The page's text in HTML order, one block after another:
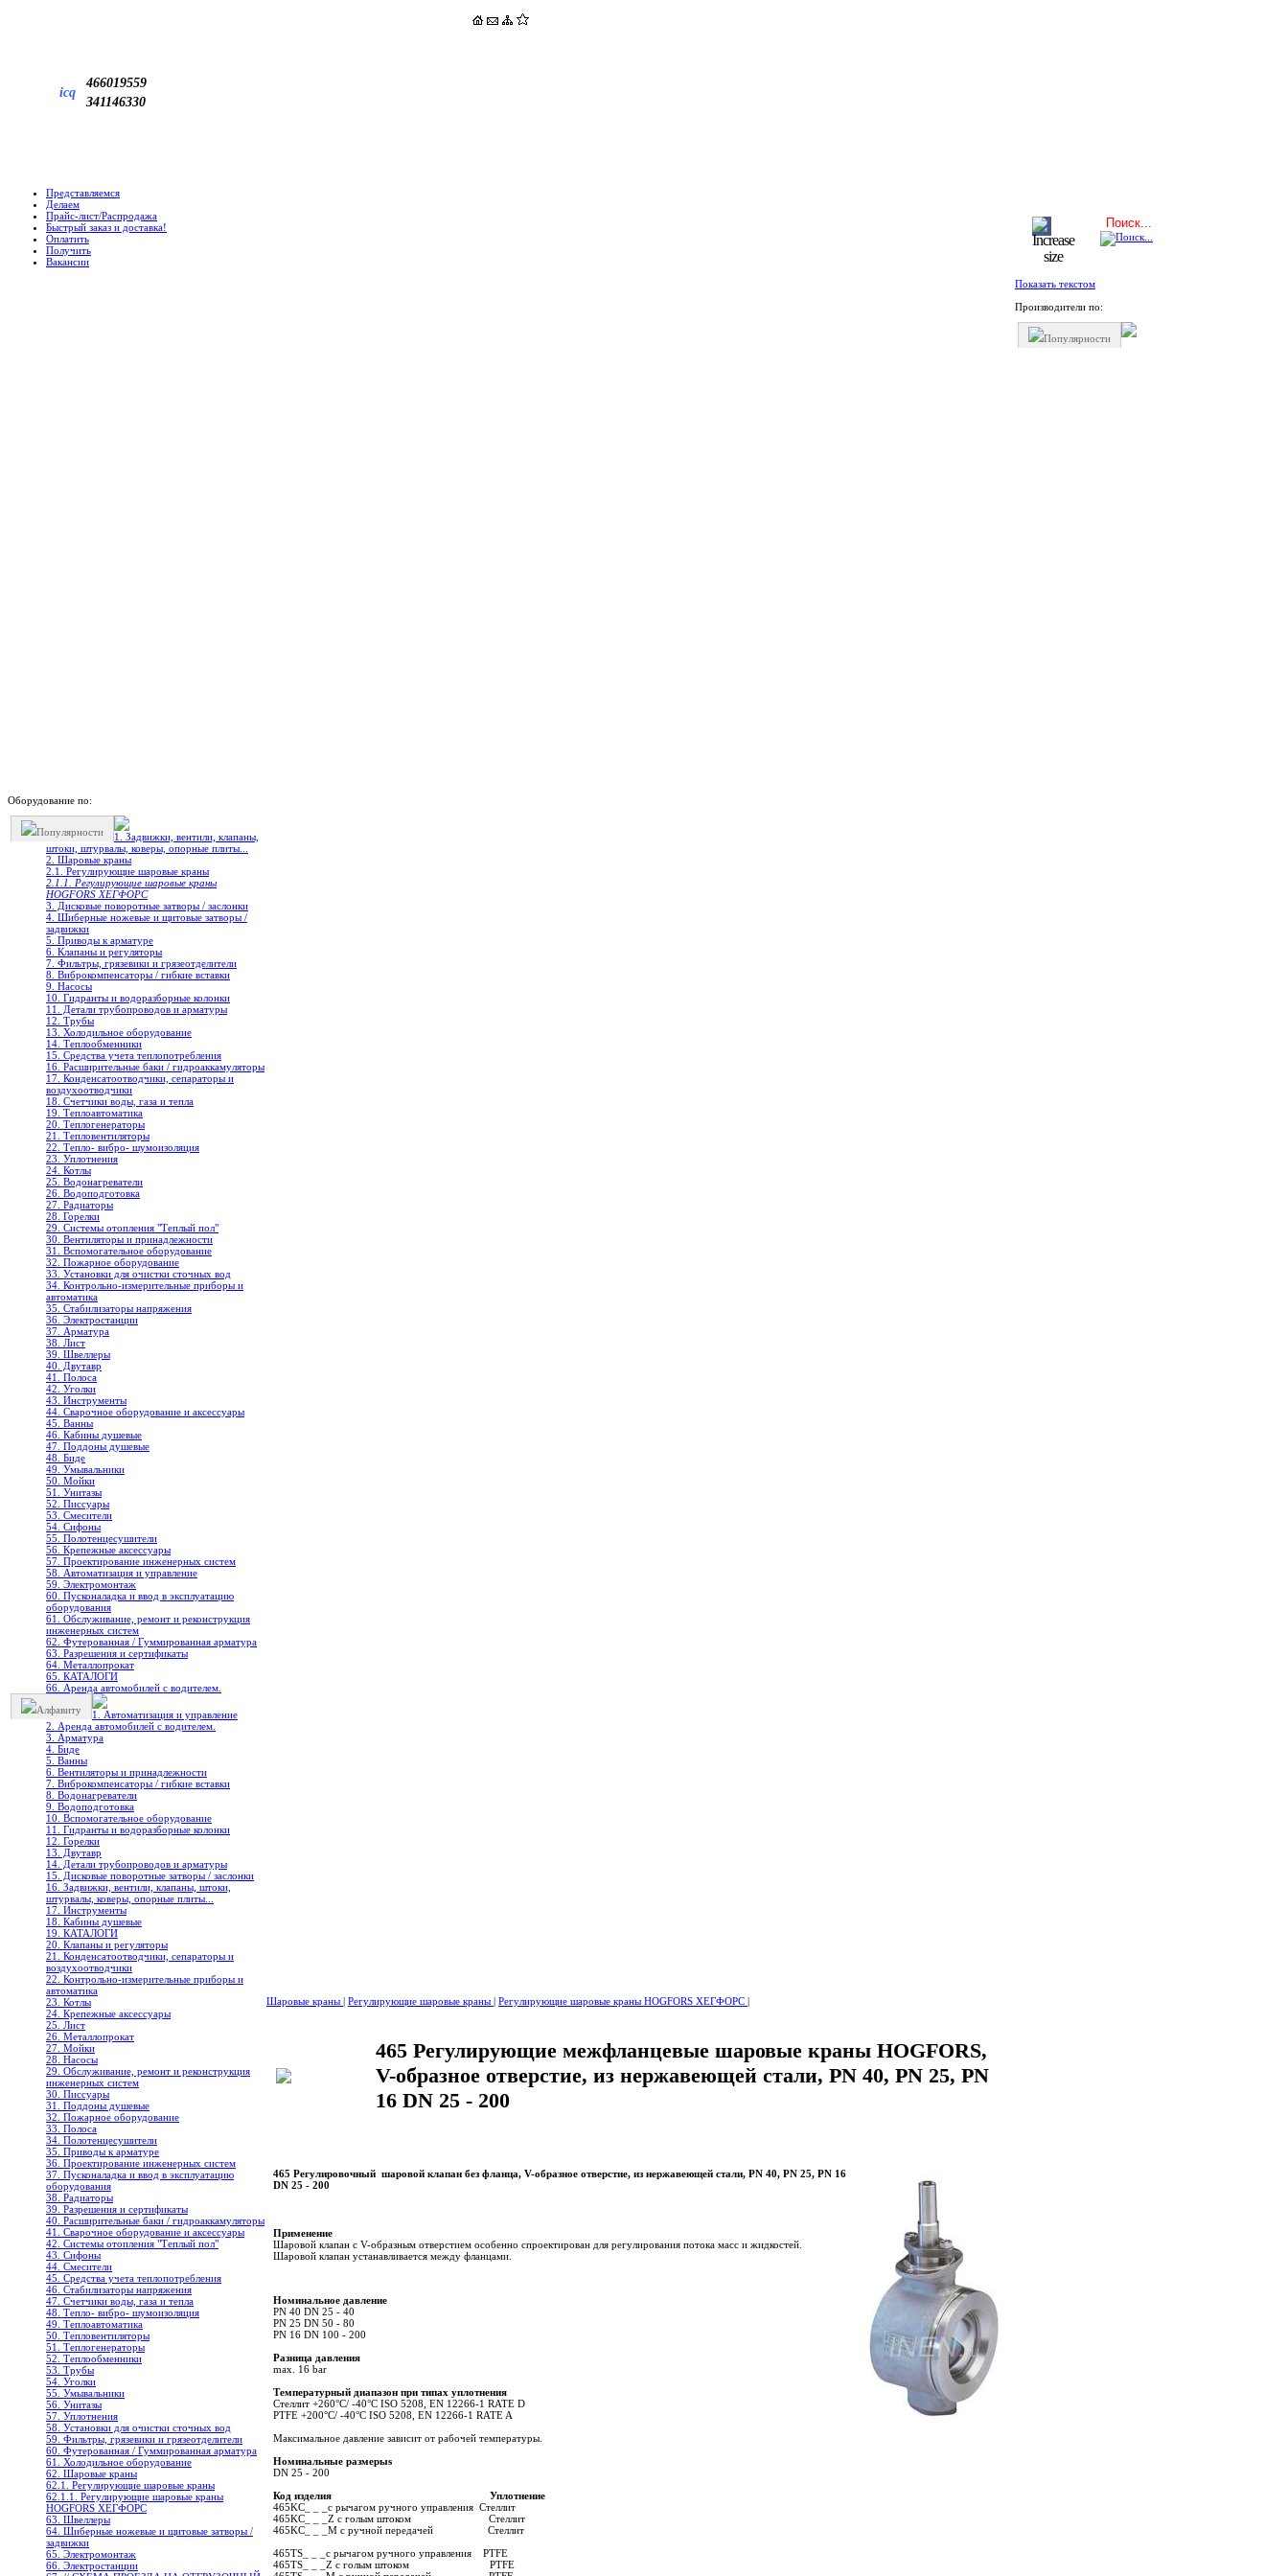
icq
466019559
341146330
Представляемся
Делаем
Прайс-лист/Распродажа
Быстрый заказ и доставка!
Оплатить
Получить
Вакансии
Оборудование по:
Популярности
1. Задвижки, вентили, клапаны,
штоки, штурвалы, коверы, опорные плиты...
2. Шаровые краны
2.1. Регулирующие шаровые краны
2.1.1. Регулирующие шаровые краны
HOGFORS ХЕГФОРС
3. Дисковые поворотные затворы / заслонки
4. Шиберные ножевые и щитовые затворы /
задвижки
5. Приводы к арматуре
6. Клапаны и регуляторы
7. Фильтры, грязевики и грязеотделители
8. Виброкомпенсаторы / гибкие вставки
9. Насосы
10. Гидранты и водоразборные колонки
11. Детали трубопроводов и арматуры
12. Трубы
13. Холодильное oборудование
14. Теплообменники
15. Средства учета теплопотребления
16. Расширительные баки / гидроаккамуляторы
17. Конденсатоотводчики, сепараторы и
воздухоотводчики
18. Счетчики воды, газа и тепла
19. Теплоавтоматика
20. Теплогенераторы
21. Тепловентиляторы
22. Тепло- вибро- шумоизоляция
23. Уплотнения
24. Котлы
25. Водонагреватели
26. Водоподготовка
27. Радиаторы
28. Горелки
29. Системы отопления "Теплый пол"
30. Вентиляторы и принадлежности
31. Вспомогательное оборудование
32. Пожарное оборудование
33. Установки для очистки сточных вод
34. Контрольно-измерительные приборы и
автоматика
35. Стабилизаторы напряжения
36. Электростанции
37. Арматура
38. Лист
39. Швеллеры
40. Двутавр
41. Полоса
42. Уголки
43. Инструменты
44. Сварочное оборудование и аксессуары
45. Ванны
46. Кабины душевые
47. Поддоны душевые
48. Биде
49. Умывальники
50. Мойки
51. Унитазы
52. Писсуары
53. Смесители
54. Сифоны
55. Полотенцесушители
56. Крепежные аксессуары
57. Проектирование инженерных систем
58. Автоматизация и управление
59. Электромонтаж
60. Пусконаладка и ввод в эксплуатацию
оборудования
61. Обслуживание, ремонт и реконструкция
инженерных систем
62. Футерованная / Гуммированная арматура
63. Разрешения и сертификаты
64. Металлопрокат
65. КАТАЛОГИ
66. Аренда автомобилей с водителем.
Алфавиту
1. Автоматизация и управление
2. Аренда автомобилей с водителем.
3. Арматура
4. Биде
5. Ванны
6. Вентиляторы и принадлежности
7. Виброкомпенсаторы / гибкие вставки
8. Водонагреватели
9. Водоподготовка
10. Вспомогательное оборудование
11. Гидранты и водоразборные колонки
12. Горелки
13. Двутавр
14. Детали трубопроводов и арматуры
15. Дисковые поворотные затворы / заслонки
16. Задвижки, вентили, клапаны, штоки,
штурвалы, коверы, опорные плиты...
17. Инструменты
18. Кабины душевые
19. КАТАЛОГИ
20. Клапаны и регуляторы
21. Конденсатоотводчики, сепараторы и
воздухоотводчики
22. Контрольно-измерительные приборы и
автоматика
23. Котлы
24. Крепежные аксессуары
25. Лист
26. Металлопрокат
27. Мойки
28. Насосы
29. Обслуживание, ремонт и реконструкция
инженерных систем
30. Писсуары
31. Поддоны душевые
32. Пожарное оборудование
33. Полоса
34. Полотенцесушители
35. Приводы к арматуре
36. Проектирование инженерных систем
37. Пусконаладка и ввод в эксплуатацию
оборудования
38. Радиаторы
39. Разрешения и сертификаты
40. Расширительные баки / гидроаккамуляторы
41. Сварочное оборудование и аксессуары
42. Системы отопления "Теплый пол"
43. Сифоны
44. Смесители
45. Средства учета теплопотребления
46. Стабилизаторы напряжения
47. Счетчики воды, газа и тепла
48. Тепло- вибро- шумоизоляция
49. Теплоавтоматика
50. Тепловентиляторы
51. Теплогенераторы
52. Теплообменники
53. Трубы
54. Уголки
55. Умывальники
56. Унитазы
57. Уплотнения
58. Установки для очистки сточных вод
59. Фильтры, грязевики и грязеотделители
60. Футерованная / Гуммированная арматура
61. Холодильное oборудование
62. Шаровые краны
62.1. Регулирующие шаровые краны
62.1.1. Регулирующие шаровые краны
HOGFORS ХЕГФОРС
63. Швеллеры
64. Шиберные ножевые и щитовые затворы /
задвижки
65. Электромонтаж
66. Электростанции
Шаровые краны | Регулирующие шаровые краны | Регулирующие шаровые краны HOGFORS ХЕГФОРС |
465 Регулирующие межфланцевые шаровые краны HOGFORS,
V-образное отверстие, из нержавеющей стали, PN 40, PN 25, PN
16 DN 25 - 200
465 Регулировочный шаровой клапан без фланца, V-образное отверстие, из нержавеющей стали, PN 40, PN 25, PN 16
DN 25 - 200
Применение
Шаровой клапан с V-образным отверстием особенно спроектирован для регулирования потока масс и жидкостей.
Шаровой клапан устанавливается между фланцами.
Номинальное давление
PN 40 DN 25 - 40
PN 25 DN 50 - 80
PN 16 DN 100 - 200
Разница давления
max. 16 bar
Температурный диапазон при типах уплотнения
Стеллит +260°C/ -40°C ISO 5208, EN 12266-1 RATE D
PTFE +200°C/ -40°C ISO 5208, EN 12266-1 RATE A
Максимальное давление зависит от рабочей температуры.
Номинальные размерыs
DN 25 - 200
Код изделия Уплотнение
465KC_ _ _с рычагом ручного управления Стеллит
465KC_ _ _Z с голым штоком Стеллит
465KC_ _ _M с ручной передачей Стеллит
465TS_ _ _с рычагом ручного управления PTFE
465TS_ _ _Z с голым штоком PTFE
Показать текстом
Производители по:
Популярности